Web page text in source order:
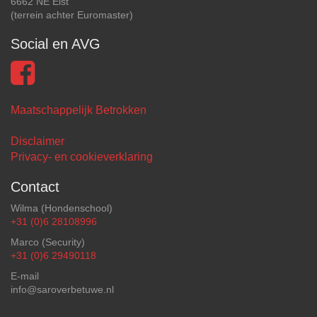
(terrein achter Euromaster)
Social en AVG
Maatschappelijk Betrokken
Disclaimer
Privacy- en cookieverklaring
Contact
Wilma (Hondenschool)
+31 (0)6 28108996
Marco (Security)
+31 (0)6 29490118
E-mail
info@saroverbetuwe.nl